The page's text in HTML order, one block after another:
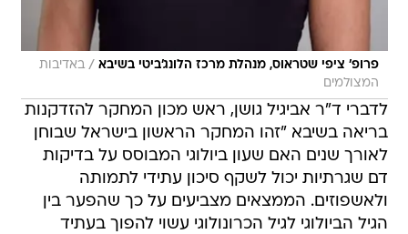
פרופ' ציפי שטראוס, מנהלת מרכז הלונג'ביטי בשיבא / באדיבות
המצולמים
לדברי ד"ר אביגיל גושן, ראש מכון המחקר להזדקנות
בריאה בשיבא "זהו המחקר הראשון בישראל שבוחן
לאורך שנים האם שעון ביולוגי המבוסס על בדיקות
דם שגרתיות יכול לשקף סיכון עתידי לתמותה
ולאשפוזים. הממצאים מצביעים על כך שהפער בין
הגיל הביולוגי לגיל הכרונולוגי עשוי להפוך בעתיד